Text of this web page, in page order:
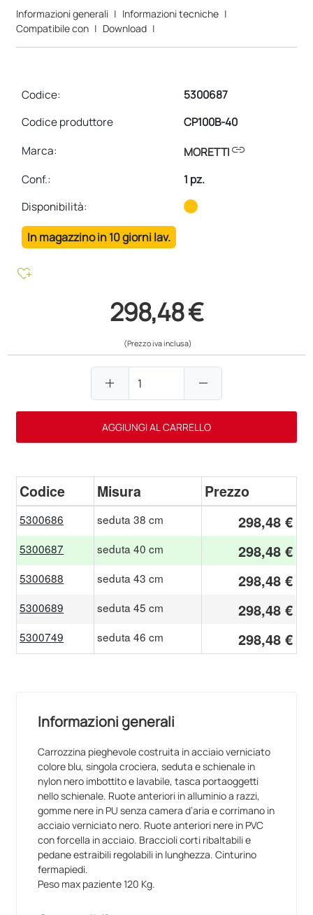
Informazioni generali | Informazioni tecniche |
Compatibile con | Download |
Codice:
5300687
Codice produttore
CP100B-40
Marca:
MORETTIlink
Conf.:
1 pz.
Disponibilità:
In magazzino in 10 giorni lav.
heart_plus
298,48 €
(Prezzo iva inclusa)
add remove
AGGIUNGI AL CARRELLO
Codice Misura Prezzo
5300686 seduta 38 cm 298,48 €
5300687 seduta 40 cm 298,48 €
5300688 seduta 43 cm 298,48 €
5300689 seduta 45 cm 298,48 €
5300749 seduta 46 cm 298,48 €
Informazioni generali
Carrozzina pieghevole costruita in acciaio verniciato
colore blu, singola crociera, seduta e schienale in
nylon nero imbottito e lavabile, tasca portaoggetti
nello schienale. Ruote anteriori in alluminio a razzi,
gomme nere in PU senza camera d’aria e corrimano in
acciaio verniciato nero. Ruote anteriori nere in PVC
con forcella in acciaio. Braccioli corti ribaltabili e
pedane estraibili regolabili in lunghezza. Cinturino
fermapiedi.
Peso max paziente 120 Kg.